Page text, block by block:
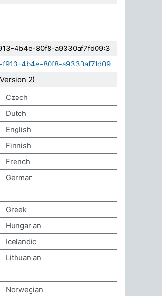
4b4e-80f8-a9330af7fd09:3
f913-4b4e-80f8-a9330af7fd09
2)
Czech
Dutch
English
Finnish
French
German
Greek
Hungarian
Icelandic
Lithuanian
Norwegian